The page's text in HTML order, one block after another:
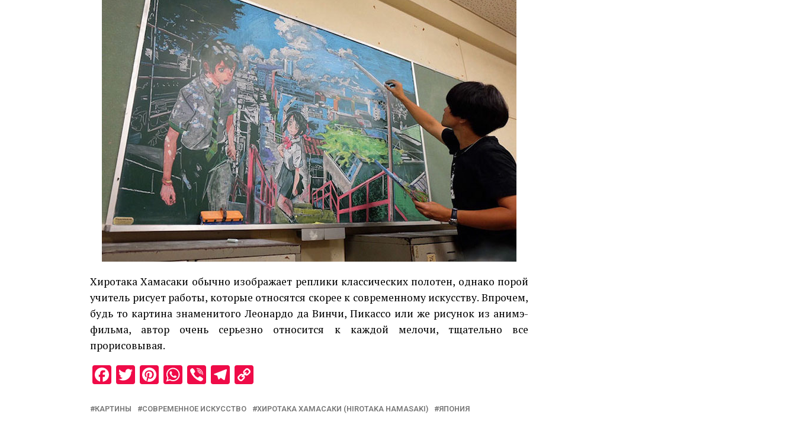
Хиротака Хамасаки обычно изображает реплики классических полотен, однако порой
учитель рисует работы, которые относятся скорее к современному искусству. Впрочем,
будь то картина знаменитого Леонардо да Винчи, Пикассо или же рисунок из анимэ-
фильма, автор очень серьезно относится к каждой мелочи, тщательно все
прорисовывая.
Facebook
Twitter
Pinterest
WhatsApp
ViberTelegram
КАРТИНЫ СОВРЕМЕННОЕ ИСКУССТВО ХИРОТАКА ХАМАСАКИ (HIROTAKA HAMASAKI) ЯПОНИЯ